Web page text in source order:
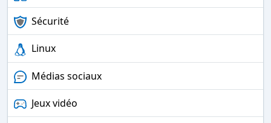
Sécurité
Linux
Médias sociaux
Jeux vidéo